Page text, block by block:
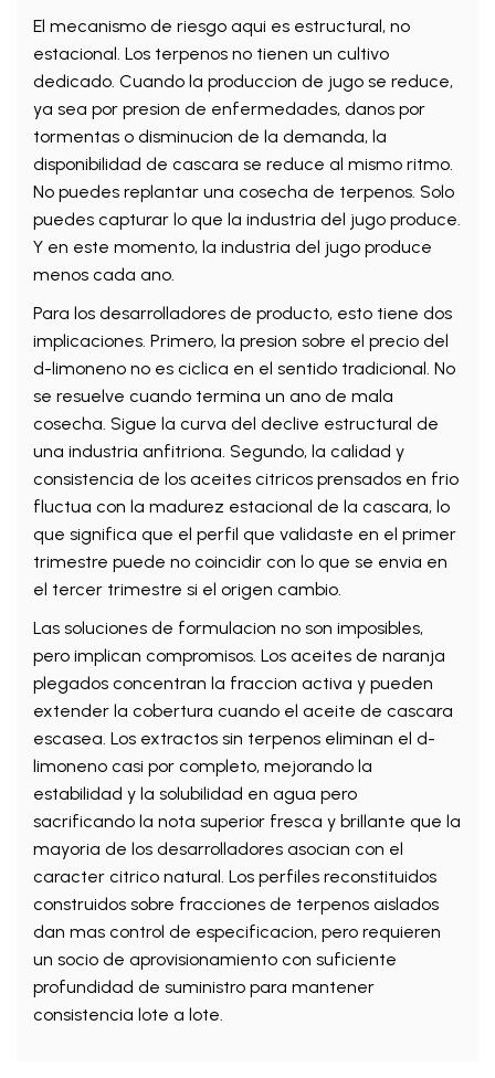
El mecanismo de riesgo aqui es estructural, no
estacional. Los terpenos no tienen un cultivo
dedicado. Cuando la produccion de jugo se reduce,
ya sea por presion de enfermedades, danos por
tormentas o disminucion de la demanda, la
disponibilidad de cascara se reduce al mismo ritmo.
No puedes replantar una cosecha de terpenos. Solo
puedes capturar lo que la industria del jugo produce.
Y en este momento, la industria del jugo produce
menos cada ano.
Para los desarrolladores de producto, esto tiene dos
implicaciones. Primero, la presion sobre el precio del
d-limoneno no es ciclica en el sentido tradicional. No
se resuelve cuando termina un ano de mala
cosecha. Sigue la curva del declive estructural de
una industria anfitriona. Segundo, la calidad y
consistencia de los aceites citricos prensados en frio
fluctua con la madurez estacional de la cascara, lo
que significa que el perfil que validaste en el primer
trimestre puede no coincidir con lo que se envia en
el tercer trimestre si el origen cambio.
Las soluciones de formulacion no son imposibles,
pero implican compromisos. Los aceites de naranja
plegados concentran la fraccion activa y pueden
extender la cobertura cuando el aceite de cascara
escasea. Los extractos sin terpenos eliminan el d-
limoneno casi por completo, mejorando la
estabilidad y la solubilidad en agua pero
sacrificando la nota superior fresca y brillante que la
mayoria de los desarrolladores asocian con el
caracter citrico natural. Los perfiles reconstituidos
construidos sobre fracciones de terpenos aislados
dan mas control de especificacion, pero requieren
un socio de aprovisionamiento con suficiente
profundidad de suministro para mantener
consistencia lote a lote.